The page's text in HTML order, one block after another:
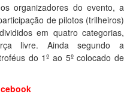
organizadores do evento, a
de pilotos (trilheiros)
em quatro categorias,
livre. Ainda segundo a
do 1º ao 5º colocado de